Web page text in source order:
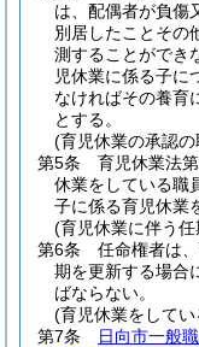
は、配偶者が負傷
別居したことその
測することができ
児休業に係る子に
なければその養育
とする。
(育児休業の承認
第5条
育児休業法
休業をしている職
子に係る育児休業
(育児休業に伴う
第6条
任命権者は
期を更新する場合
ばならない。
(育児休業をして
第7条
日向市一般